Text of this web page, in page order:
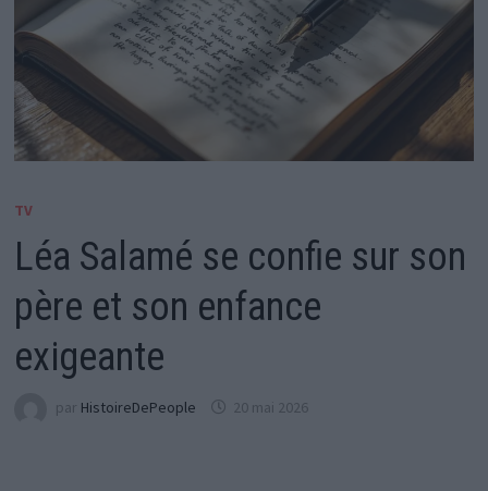
TV
Léa Salamé se confie sur son
père et son enfance
exigeante
par HistoireDePeople 20 mai 2026